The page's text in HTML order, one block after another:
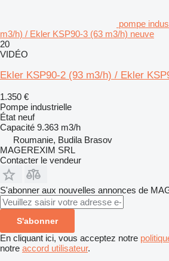
pompe
m3/h) / Ekler KSP90-3 (63 m3/h) neuve
20
VIDÉO
Ekler KSP90-2 (93 m3/h) / Ekler
1.350 €
Pompe industrielle
État neuf
Capacité 9.363 m3/h
Roumanie, Budila Brasov
MAGEREXIM SRL
Contacter le vendeur
S'abonner aux nouvelles annonces de
S'abonner
En cliquant ici, vous acceptez notre
notre accord utilisateur.